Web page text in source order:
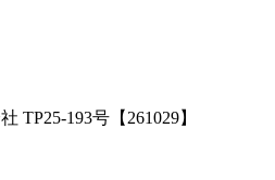
TP25-193号【261029】